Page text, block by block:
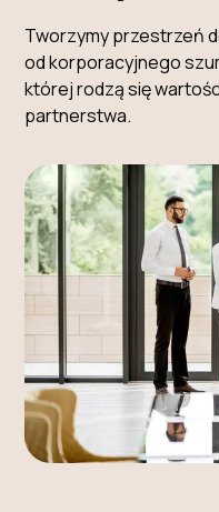
Tworzymy przestrzeń
od korporacyjnego
której rodzą się
partnerstwa.